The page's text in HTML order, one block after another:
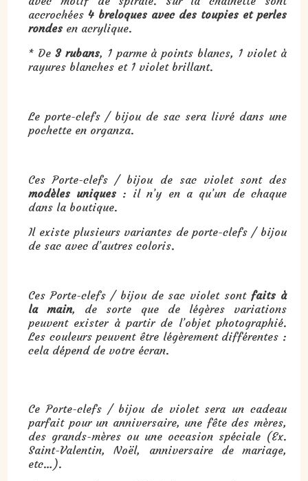
accrochées4 breloques avec des toupies et perles
rondes en acrylique.
* De 3 rubans, 1 parme à points blancs, 1 violet à
rayures blanches et 1 violet brillant.
Le porte-clefs / bijou de sac sera livré dans une
pochette en organza.
Ces Porte-clefs / bijou de sac violet sont des
modèles uniques : il n’y en a qu’un de chaque
dans la boutique.
Il existe plusieurs variantes de porte-clefs / bijou
de sac avec d’autres coloris.
Ces Porte-clefs / bijou de sac violet sontfaits à
la main, de sorte que de légères variations
peuvent exister à partir de l’objet photographié.
Les couleurs peuvent être légèrement différentes :
cela dépend de votre écran.
Ce Porte-clefs / bijou de violet sera un cadeau
parfait pour un anniversaire, une fête des mères,
des grands-mères ou une occasion spéciale (Ex.
Saint-Valentin, Noël, anniversaire de mariage,
etc…).